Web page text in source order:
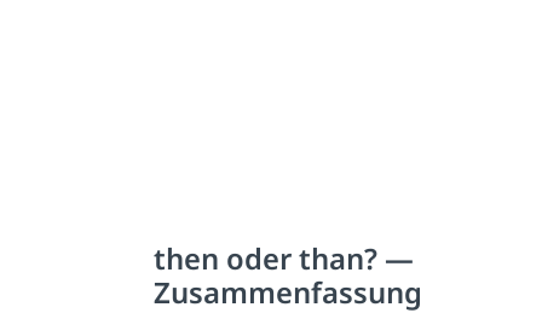
then oder than? —
Zusammenfassung